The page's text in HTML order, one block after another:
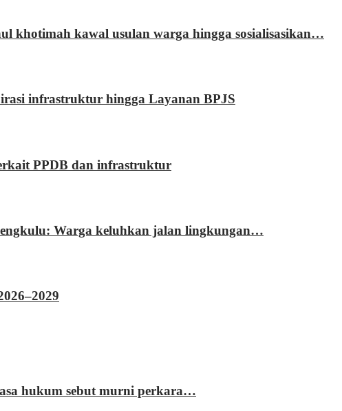
khotimah kawal usulan warga hingga sosialisasikan…
infrastruktur hingga Layanan BPJS
PPDB dan infrastruktur
Warga keluhkan jalan lingkungan…
hukum sebut murni perkara…